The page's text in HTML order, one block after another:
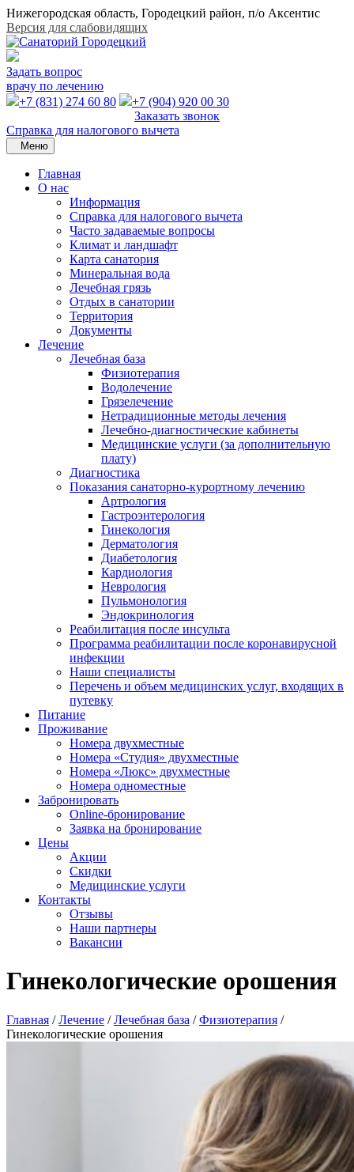
Нижегородская область, Городецкий район, п/о Аксентис
Версия для слабовидящих
Задать вопрос
врачу по лечению
+7 (831) 274 60 80
+7 (904) 920 00 30
Заказать звонок
Справка для налогового вычета
Меню
Главная
О нас
Информация
Справка для налогового вычета
Часто задаваемые вопросы
Климат и ландшафт
Карта санатория
Минеральная вода
Лечебная грязь
Отдых в санатории
Территория
Документы
Лечение
Лечебная база
Физиотерапия
Водолечение
Грязелечение
Нетрадиционные методы лечения
Лечебно-диагностические кабинеты
Медицинские услуги (за дополнительную
плату)
Диагностика
Показания санаторно-курортному лечению
Артрология
Гастроэнтерология
Гинекология
Дерматология
Диабетология
Кардиология
Неврология
Пульмонология
Эндокринология
Реабилитация после инсульта
Программа реабилитации после коронавирусной
инфекции
Наши специалисты
Перечень и объем медицинских услуг, входящих в
путевку
Питание
Проживание
Номера двухместные
Номера «Студия» двухместные
Номера «Люкс» двухместные
Номера одноместные
Забронировать
Online-бронирование
Заявка на бронирование
Цены
Акции
Скидки
Медицинские услуги
Контакты
Отзывы
Наши партнеры
Вакансии
Гинекологические орошения
Главная /Лечение /Лечебная база /Физиотерапия /
Гинекологические орошения